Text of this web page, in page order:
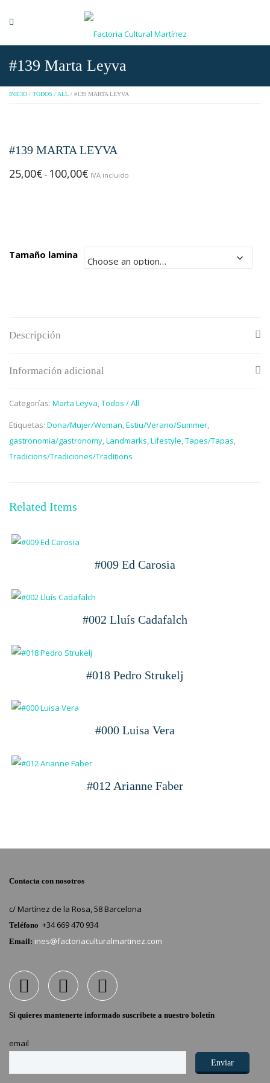
#139 Marta Leyva
INICIO / TODOS / ALL / #139 MARTA LEYVA
#139 MARTA LEYVA
25,00€ - 100,00€ Rango
100,00€
IVA incluido
Tamaño lamina
Descripción
Información adicional
Categorías: Marta Leyva,Todos / All
Etiquetas: Dona/Mujer/Woman,Estiu/Verano/Summer,
gastronomia/gastronomy,Landmarks,Lifestyle,Tapes/Tapas,
Tradicions/Tradiciones/Traditions
Related Items
#009 Ed Carosia
#002 Lluís Cadafalch
#018 Pedro Strukelj
#000 Luisa Vera
#012 Arianne Faber
Contacta con nosotros
c/ Martínez de la Rosa, 58 Barcelona
Teléfono +34 669 470 934
Email: ines@factoriaculturalmartinez.com
Si quieres mantenerte informado suscribete a nuestro boletín
email